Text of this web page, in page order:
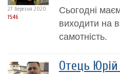
27 березня 2020
15:46
Сьогодні
виходити на
самотність.
Отець